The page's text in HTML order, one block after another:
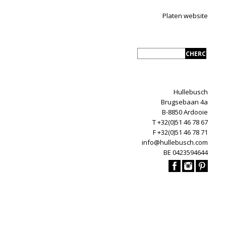
Platen website
Hullebusch
Brugsebaan 4a
B-8850 Ardooie
T +32(0)51 46 78 67
F +32(0)51 46 78 71
info@hullebusch.com
BE 0423594644